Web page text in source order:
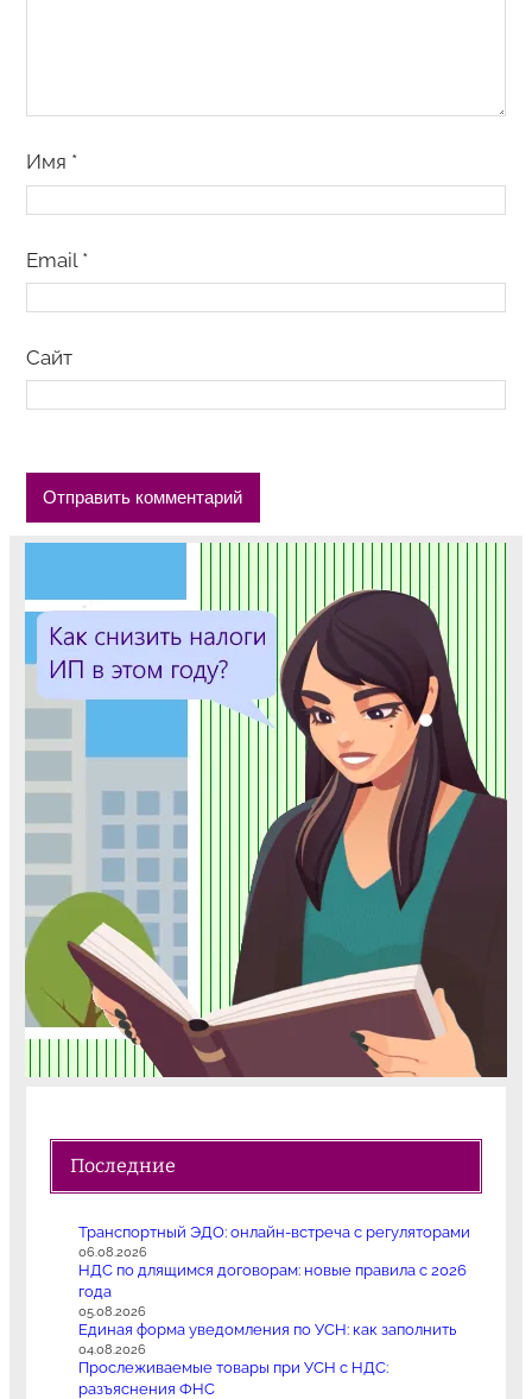
Имя *
Email *
Сайт
Последние
Транспортный ЭДО: онлайн-встреча с регуляторами
06.08.2026
НДС по длящимся договорам: новые правила с 2026
года
05.08.2026
Единая форма уведомления по УСН: как заполнить
04.08.2026
Прослеживаемые товары при УСН с НДС:
разъяснения ФНС